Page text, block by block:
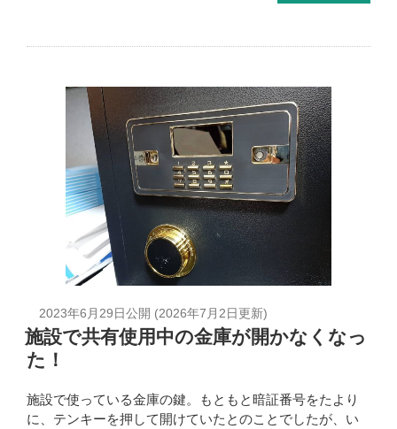
2023年6月29日公開 (2026年7月2日更新)
施設で共有使用中の金庫が開かなくなっ
た！
施設で使っている金庫の鍵。もともと暗証番号をたより
に、テンキーを押して開けていたとのことでしたが、い